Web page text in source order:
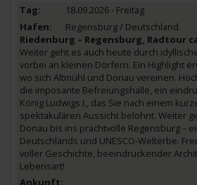
18.09.2026 - Freitag
Regensburg / Deutschland
Riedenburg – Regensburg, Radtour
Weiter geht es auch heute durch
vorbei an kleinen Dörfern. Ein Highlight
wo sich Altmühl und Donau vereinen.
die imposante Befreiungshalle, ein
König Ludwigs I., das Sie nach einem
spektakulären Aussicht belohnt. Weiter
Donau bis ins prachtvolle Regensburg –
Deutschlands und UNESCO-Welterbe.
voller Geschichte, beeindruckender
Lebensart!